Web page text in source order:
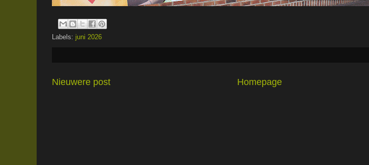
Labels: juni 2026
Nieuwere post Homepage